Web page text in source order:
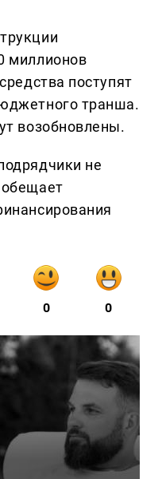
миллионов
поступят
транша.
возобновлены.
не
0 0